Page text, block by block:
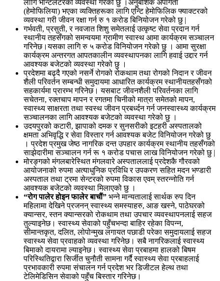
लागि भेन्टिलेटरको व्यवस्था गरेको छु ।अनुबंशिक अपांगता
(हेमोफिलिया) भएका व्यक्तिहरूका लागि एन्टि हेमोफिलिक फ्याक्टरको
व्यवस्था गरी जीवन रक्षा गर्न रु १ करोड बिनियोजन गरेको छु |
गर्भवती, प्रसुती, र नवजात शिशु समेतलाई उत्कृष्ट सेवा प्रदान गर्न
स्थानीय तहसँगको समन्वयमा ग्रामीण स्वास्थ आमा कार्यक्रम सञ्चालन
गरिनेछ।यसका लागि रु ५ करोड विनियोजन गरेको छु । आमा सुरक्षा
कार्यक्रम अन्तरगत आपतकालीन व्यवस्थापनका लागि हवाई उद्दार गर्न
आवश्यक बजेटको व्यवस्था गरेको छु ।
प्रदेशमा बढ्दै गएको नसर्ने रोगको रोकथाम तथा रोगको निदान र जीवन
शैली परिवर्तन सम्बन्धी समुदायमा आधारित कार्यक्रम स्थानीयतहसँगको
सहकार्यमा प्रारम्भ गरिनेछ। यसबाट जीवनशैली परिवर्तनका लागि
सचेतना, रक्तचाप मापन र रगतमा चिनीको मात्रा समेतको मापन,
स्वास्थ्य साक्षरता तथा स्वस्थ जीवन प्रबर्ध्दन गर्न जनस्वास्थ्य कार्यक्रम
सञ्चालनका लागि आवश्यक बजेटको व्यवस्था गरेको छु ।
उदयपुरको कटारी, झापाको दमक र सुनसरीको इटहरी अस्पतालको
क्षमता अभिवृद्धि र सेवा विस्तार गर्न आवश्यक बजेट विनियोजन गरेको छु
। प्रदेश प्रमुख जेष्ठ नागरिक दन्त उपहार कार्यक्रम स्थानीय तहसँगको
साझेदारीमा सञ्चालन गर्न रू १ करोड पचास लाख विनियोजन गरेको छु |
मोरङ्गको मंगलबारेस्थित मंगलवारे अस्पताललाई प्रदेशकै गौरवको
आयोजनाको रुपमा अत्याधुनिक प्रविधि र उपकरण सहित मदन भण्डारी
अस्पताल तथा ट्रमा सेन्टरको रुपमा विकास एवम् स्तरन्नोति गर्न
आवश्यक बजेटको व्यवस्था मिलाएको छु ।
“रोग पालेर होइन फालेर बाचौं” भन्ने मान्यतालाई सार्थक रुप दिन
महिलामा देखिने प्रजनन् स्वास्थ्य समस्याहरु, आङ खस्ने, पाठेघरको
क्यान्सर, स्तन क्यान्सरको रोकथाम तथा उपचार व्यवस्थापनलाई सहज
तुल्याइनेछ। स्वास्थ्य सेवाको पहुँचभन्दा बाहिर रहेका विपन्न,
सीमान्तकृत, दलित, लोपोन्मुख लगायत पछाडी परेका समुदायलाई सहज
स्वास्थ्य सेवा प्रवाहको व्यवस्था गरिनेछ। सबै नागरिकलाई स्वास्थ्य
बिमाको दायरामा ल्याइनेछ। स्वास्थ्य सेवा प्रबाहमा हालको बिषम
परिस्थितिद्वारा सिर्जीत चुनौती सामना गर्दै स्वास्थ्य सेवा प्रबाहलाई
प्रभावकारी रुपमा संचालन गर्न प्रदेश भर डिजीटल हेल्थ तथा
टेलिमेडिसिन सेवाको पहुँच बिस्तार गरिनेछ।